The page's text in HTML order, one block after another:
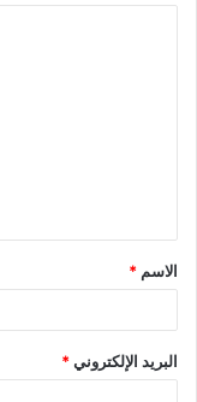
الاسم *
البريد الإلكتروني*